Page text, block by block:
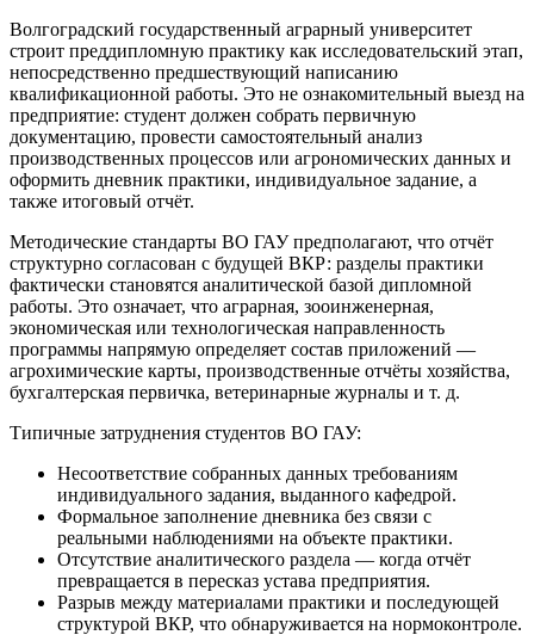
Волгоградский государственный аграрный университет
строит преддипломную практику как исследовательский этап,
непосредственно предшествующий написанию
квалификационной работы. Это не ознакомительный выезд на
предприятие: студент должен собрать первичную
документацию, провести самостоятельный анализ
производственных процессов или агрономических данных и
оформить дневник практики, индивидуальное задание, а
также итоговый отчёт.
Методические стандарты ВО ГАУ предполагают, что отчёт
структурно согласован с будущей ВКР: разделы практики
фактически становятся аналитической базой дипломной
работы. Это означает, что аграрная, зооинженерная,
экономическая или технологическая направленность
программы напрямую определяет состав приложений —
агрохимические карты, производственные отчёты хозяйства,
бухгалтерская первичка, ветеринарные журналы и т. д.
Типичные затруднения студентов ВО ГАУ:
Несоответствие собранных данных требованиям
индивидуального задания, выданного кафедрой.
Формальное заполнение дневника без связи с
реальными наблюдениями на объекте практики.
Отсутствие аналитического раздела — когда отчёт
превращается в пересказ устава предприятия.
Разрыв между материалами практики и последующей
структурой ВКР, что обнаруживается на нормоконтроле.